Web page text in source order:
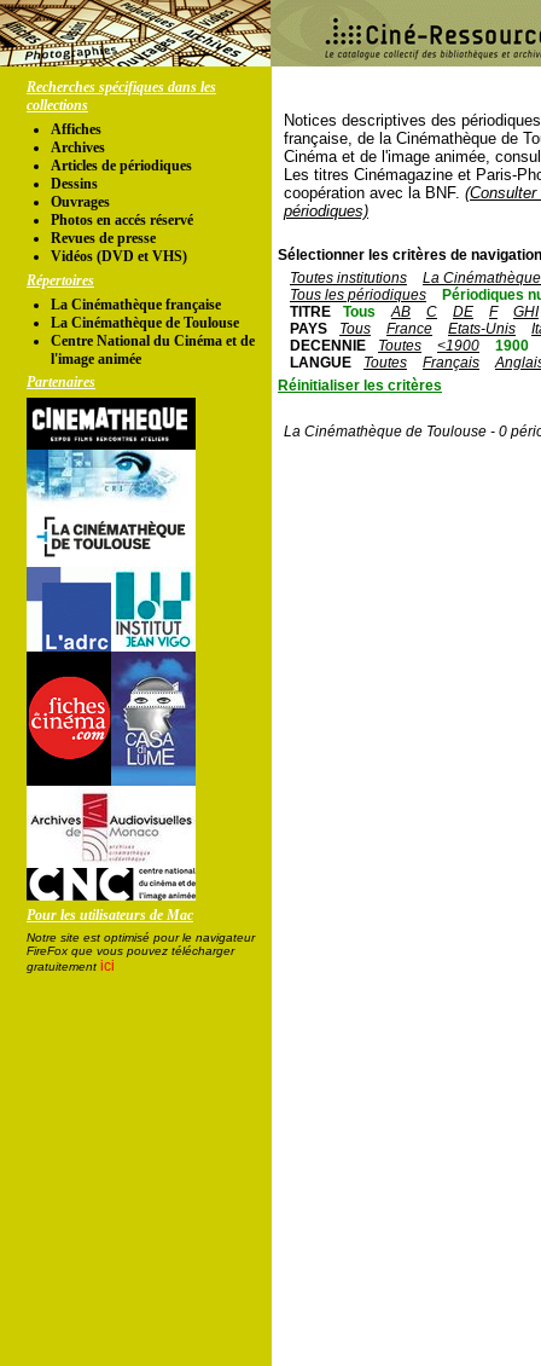
Recherches spécifiques dans les
collections
Affiches
Archives
Articles de périodiques
Dessins
Ouvrages
Photos en accés réservé
Revues de presse
Vidéos (DVD et VHS)
Répertoires
La Cinémathèque française
La Cinémathèque de Toulouse
Centre National du Cinéma et de
l'image animée
Partenaires
Pour les utilisateurs de Mac
Notre site est optimisé pour le navigateur
FireFox que vous pouvez télécharger
gratuitement ici
Notices descriptives des
française, de la Cinémathèque de
Cinéma et de l'image animée,
Les titres Cinémagazine et Paris-
coopération avec la BNF.
périodiques)
Sélectionner les critères de
Toutes institutions
La
Tous les périodiques
Périodiques
TITRE
Tous AB C DE F
GHI
PAYS
Tous France Etats-Unis
DECENNIE
Toutes <1900
1900
LANGUE
Toutes Français
Réinitialiser les critères
La Cinémathèque de Toulouse - 0